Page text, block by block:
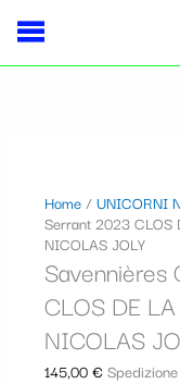
contenuto
Home/UNICORNI
Serrant 2023 CLOS
NICOLAS JOLY
CLOS DE
NICOLAS
145,00€
Coulée
de
Serrant
DE
SERRANT
-
NICOLAS
JOLY
quantità
S
fiscale:
Carrello: